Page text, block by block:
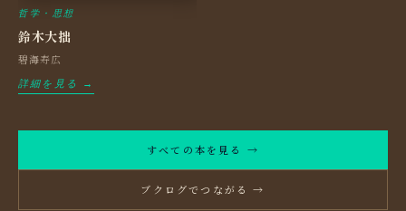
哲学・思想
鈴木大拙
碧海寿広
詳細を見る →
すべての本を見る →
ブクログでつながる →